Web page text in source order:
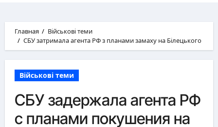
Главная
Військові теми
СБУ затримала агента РФ з планами замаху на Білецького
Військові теми
СБУ задержала агента РФ
с планами покушения на